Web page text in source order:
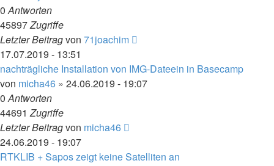
0Antworten
45897Zugriffe
Letzter Beitragvon 71joachim
17.07.2019 - 13:51
nachträgliche Installation von IMG-Dateein in Basecamp
von micha46 » 24.06.2019 - 19:07
0Antworten
44691Zugriffe
Letzter Beitragvon micha46
24.06.2019 - 19:07
RTKLIB + Sapos zeigt keine Satelliten an